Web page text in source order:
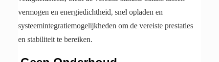
vermogen en energiedichtheid, snel opladen en
systeemintegratiemogelijkheden om de vereiste prestaties
en stabiliteit te bereiken.